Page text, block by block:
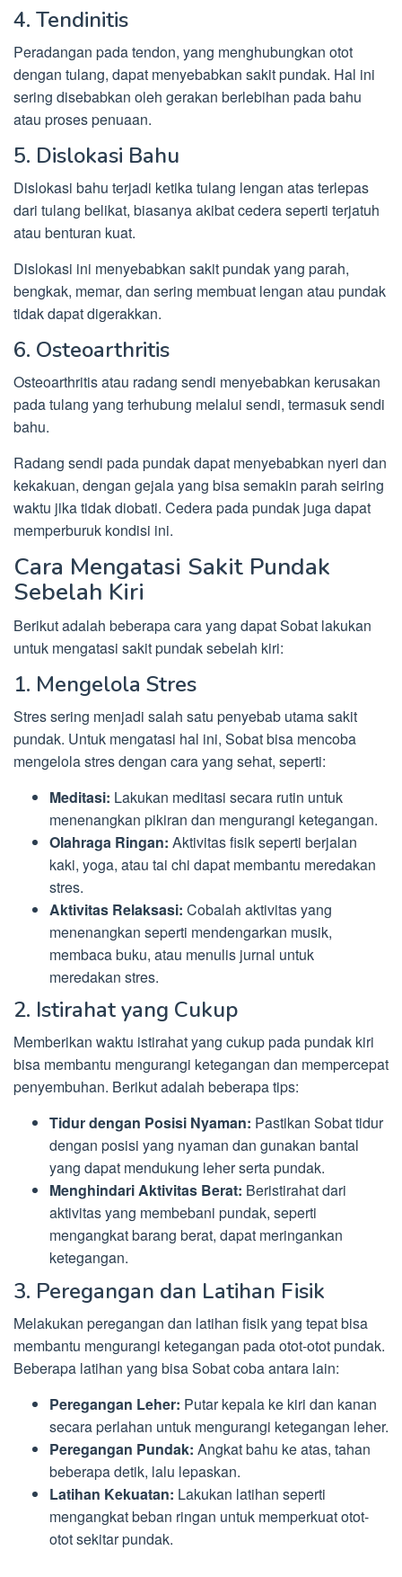
4. Tendinitis
Peradangan pada tendon, yang menghubungkan otot
dengan tulang, dapat menyebabkan sakit pundak. Hal ini
sering disebabkan oleh gerakan berlebihan pada bahu
atau proses penuaan.
5. Dislokasi Bahu
Dislokasi bahu terjadi ketika tulang lengan atas terlepas
dari tulang belikat, biasanya akibat cedera seperti terjatuh
atau benturan kuat.
Dislokasi ini menyebabkan sakit pundak yang parah,
bengkak, memar, dan sering membuat lengan atau pundak
tidak dapat digerakkan.
6. Osteoarthritis
Osteoarthritis atau radang sendi menyebabkan kerusakan
pada tulang yang terhubung melalui sendi, termasuk sendi
bahu.
Radang sendi pada pundak dapat menyebabkan nyeri dan
kekakuan, dengan gejala yang bisa semakin parah seiring
waktu jika tidak diobati. Cedera pada pundak juga dapat
memperburuk kondisi ini.
Cara Mengatasi Sakit Pundak
Sebelah Kiri
Berikut adalah beberapa cara yang dapat Sobat lakukan
untuk mengatasi sakit pundak sebelah kiri:
1. Mengelola Stres
Stres sering menjadi salah satu penyebab utama sakit
pundak. Untuk mengatasi hal ini, Sobat bisa mencoba
mengelola stres dengan cara yang sehat, seperti:
Meditasi: Lakukan meditasi secara rutin untuk
menenangkan pikiran dan mengurangi ketegangan.
Olahraga Ringan: Aktivitas fisik seperti berjalan
kaki, yoga, atau tai chi dapat membantu meredakan
stres.
Aktivitas Relaksasi: Cobalah aktivitas yang
menenangkan seperti mendengarkan musik,
membaca buku, atau menulis jurnal untuk
meredakan stres.
2. Istirahat yang Cukup
Memberikan waktu istirahat yang cukup pada pundak kiri
bisa membantu mengurangi ketegangan dan mempercepat
penyembuhan. Berikut adalah beberapa tips:
Tidur dengan Posisi Nyaman: Pastikan Sobat tidur
dengan posisi yang nyaman dan gunakan bantal
yang dapat mendukung leher serta pundak.
Menghindari Aktivitas Berat: Beristirahat dari
aktivitas yang membebani pundak, seperti
mengangkat barang berat, dapat meringankan
ketegangan.
3. Peregangan dan Latihan Fisik
Melakukan peregangan dan latihan fisik yang tepat bisa
membantu mengurangi ketegangan pada otot-otot pundak.
Beberapa latihan yang bisa Sobat coba antara lain:
Peregangan Leher: Putar kepala ke kiri dan kanan
secara perlahan untuk mengurangi ketegangan leher.
Peregangan Pundak: Angkat bahu ke atas, tahan
beberapa detik, lalu lepaskan.
Latihan Kekuatan: Lakukan latihan seperti
mengangkat beban ringan untuk memperkuat otot-
otot sekitar pundak.